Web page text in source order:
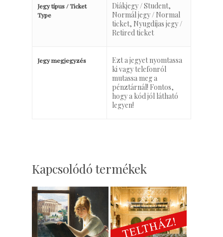
Jegy típus / Ticket
Type
Diákjegy / Student,
Normál jegy / Normal
ticket, Nyugdíjas jegy /
Retired ticket
Jegy megjegyzés
Ezt a jegyet nyomtassa
ki vagy telefonról
mutassa meg a
pénztárnál! Fontos,
hogy a kód jól látható
legyen!
Kapcsolódó termékek